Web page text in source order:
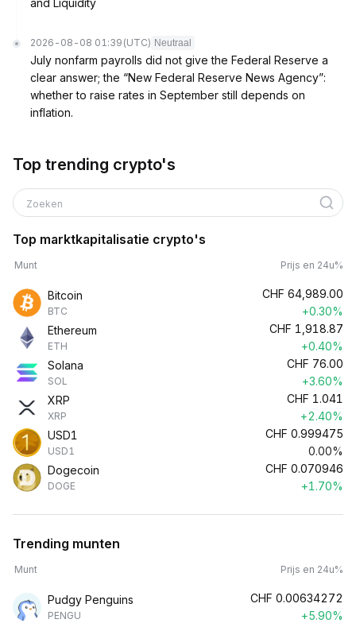
and Liquidity
2026-08-08 01:39 (UTC) Neutraal
July nonfarm payrolls did not give the Federal Reserve a
clear answer; the “New Federal Reserve News Agency”:
whether to raise rates in September still depends on
inflation.
Top trending crypto's
Zoeken
Top marktkapitalisatie crypto's
Munt Prijs en 24u%
Bitcoin
BTC
CHF 64,989.00
+0.30%
Ethereum
ETH
CHF 1,918.87
+0.40%
Solana
SOL
CHF 76.00
+3.60%
XRP
XRP
CHF 1.041
+2.40%
USD1
USD1
CHF 0.999475
0.00%
Dogecoin
DOGE
CHF 0.070946
+1.70%
Trending munten
Munt Prijs en 24u%
Pudgy Penguins
PENGU
CHF 0.00634272
+5.90%